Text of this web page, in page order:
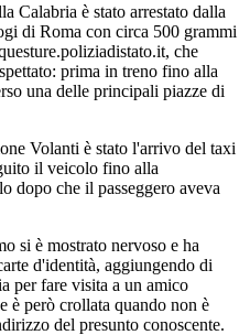
Calabria è stato arrestato dalla
di Roma con circa 500 grammi
che
prima in treno fino alla
una delle principali piazze di
Volanti è stato l'arrivo del taxi
il veicolo fino alla
dopo che il passeggero aveva
si è mostrato nervoso e ha
d'identità, aggiungendo di
per fare visita a un amico
è però crollata quando non è
del presunto conoscente.